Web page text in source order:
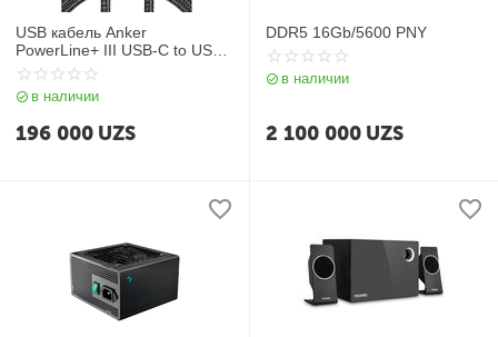
USB кабель Anker
PowerLine+ III USB-C to USB-
C 2.0 Cable Black
в наличии
196 000 UZS
DDR5 16Gb/5600 PNY
в наличии
2 100 000 UZS